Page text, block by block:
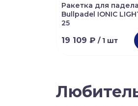
Ракетка для падела
Bullpadel IONIC
25
19 109 ₽ / 1 шт